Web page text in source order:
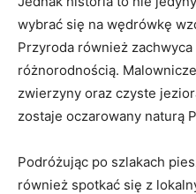
wybrać się‍ na ‌wędrówkę
Przyroda również
⁣różnorodnością.⁣
zwierzyny​ oraz czyste
zostaje oczarowany⁢ naturą
Podróżując po ​szlakach‍
również spotkać się z‍